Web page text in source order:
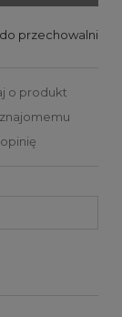
przechowalni
o produkt